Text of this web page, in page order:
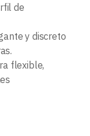
de
y discreto
flexible,